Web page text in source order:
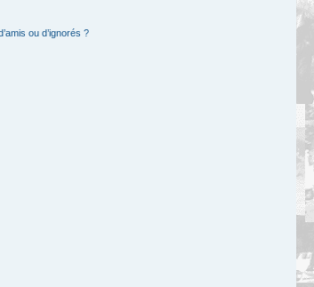
ou d’ignorés ?